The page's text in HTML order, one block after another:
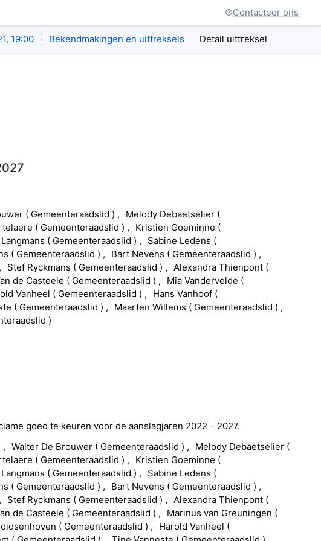
Contacteer ons
19:00 Bekendmakingen en uittreksels Detail uittreksel
( Gemeenteraadslid ) Melody Debaetselier (
( Gemeenteraadslid ) Kristien Goeminne (
Langmans ( Gemeenteraadslid ) Sabine Ledens (
( Gemeenteraadslid ) Bart Nevens ( Gemeenteraadslid )
Stef Ryckmans ( Gemeenteraadslid ) Alexandra Thienpont (
de Casteele ( Gemeenteraadslid ) Mia Vandervelde (
Vanheel ( Gemeenteraadslid ) HansVanhoof (
( Gemeenteraadslid ) Maarten Willems ( Gemeenteraadslid )
)
goed te keuren voor de aanslagjaren 2022 – 2027.
Walter De Brouwer ( Gemeenteraadslid ) Melody Debaetselier (
( Gemeenteraadslid ) Kristien Goeminne (
Langmans ( Gemeenteraadslid ) Sabine Ledens (
( Gemeenteraadslid ) Bart Nevens ( Gemeenteraadslid )
Stef Ryckmans ( Gemeenteraadslid ) Alexandra Thienpont (
de Casteele ( Gemeenteraadslid ) Marinus van Greuningen (
( Gemeenteraadslid ) HaroldVanheel (